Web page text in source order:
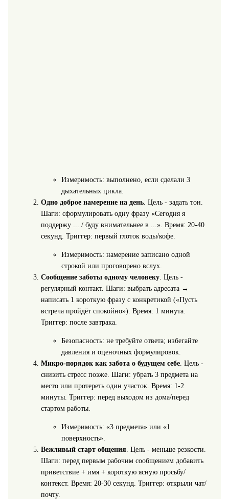
Измеримость: выполнено, если сделали 3
дыхательных цикла.
Одно доброе намерение на день. Цель - задать тон.
Шаги: сформулировать одну фразу «Сегодня я
поддержу ... / буду внимательнее в ...». Время: 20-40
секунд. Триггер: первый глоток воды/кофе.
Измеримость: намерение записано одной
строкой или проговорено вслух.
Сообщение заботы одному человеку. Цель -
регулярный контакт. Шаги: выбрать адресата →
написать 1 короткую фразу с конкретикой («Пусть
встреча пройдёт спокойно»). Время: 1 минута.
Триггер: после завтрака.
Безопасность: не требуйте ответа; избегайте
давления и оценочных формулировок.
Микро-порядок как забота о будущем себе. Цель -
снизить стресс позже. Шаги: убрать 3 предмета на
место или протереть один участок. Время: 1-2
минуты. Триггер: перед выходом из дома/перед
стартом работы.
Измеримость: «3 предмета» или «1
поверхность».
Вежливый старт общения. Цель - меньше резкости.
Шаги: перед первым рабочим сообщением добавить
приветствие + имя + короткую ясную просьбу/
контекст. Время: 20-30 секунд. Триггер: открыли чат/
почту.